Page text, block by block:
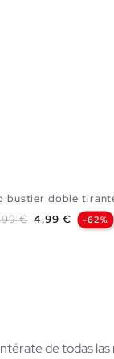
bustier doble
base
€ Precio
4,99 € -62%
de todas